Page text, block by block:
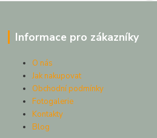
Informace pro zákazníky
O nás
Jak nakupovat
Obchodní podmínky
Fotogalerie
Kontakty
Blog